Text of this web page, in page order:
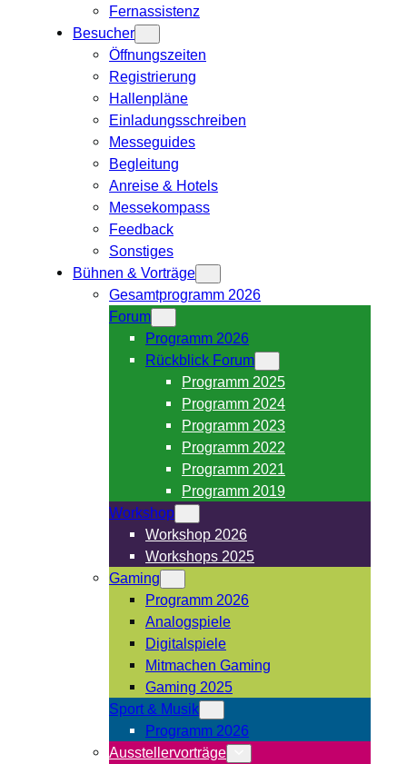
Fernassistenz
Besucher
Öffnungszeiten
Registrierung
Hallenpläne
Einladungsschreiben
Messeguides
Begleitung
Anreise & Hotels
Messekompass
Feedback
Sonstiges
Bühnen & Vorträge
Gesamtprogramm 2026
Forum
Programm 2026
Rückblick Forum
Programm 2025
Programm 2024
Programm 2023
Programm 2022
Programm 2021
Programm 2019
Workshop
Workshop 2026
Workshops 2025
Gaming
Programm 2026
Analogspiele
Digitalspiele
Mitmachen Gaming
Gaming 2025
Sport & Musik
Programm 2026
Ausstellervorträge